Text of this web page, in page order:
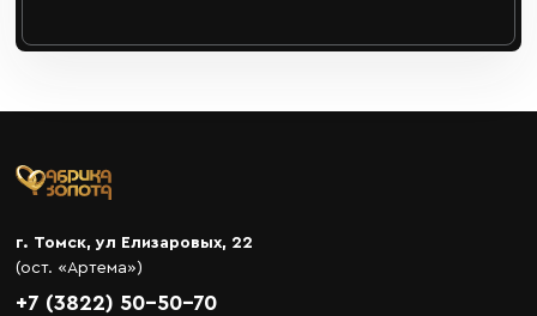
г. Томск, ул Елизаровых, 22
(ост. «Артема»)
+7 (3822) 50-50-70